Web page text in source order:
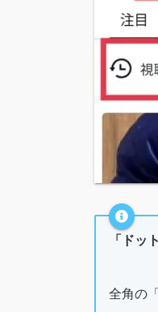
「ドッ
全角の